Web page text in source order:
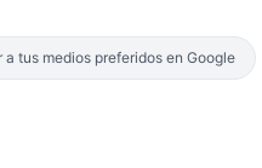
a tus medios preferidos en Google